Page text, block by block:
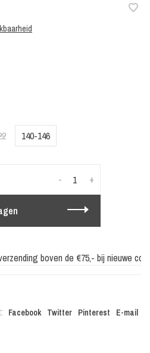
140-146
+
-
boven de €75,- bij nieuwe
Facebook Twitter Pinterest E-mail